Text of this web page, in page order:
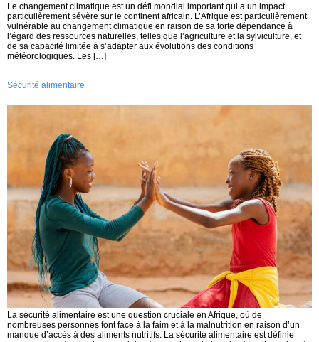
Le changement climatique est un défi mondial important qui a un impact
particulièrement sévère sur le continent africain. L’Afrique est particulièrement
vulnérable au changement climatique en raison de sa forte dépendance à
l’égard des ressources naturelles, telles que l’agriculture et la sylviculture, et
de sa capacité limitée à s’adapter aux évolutions des conditions
météorologiques. Les […]
Sécurité alimentaire
La sécurité alimentaire est une question cruciale en Afrique, où de
nombreuses personnes font face à la faim et à la malnutrition en raison d’un
manque d’accès à des aliments nutritifs. La sécurité alimentaire est définie